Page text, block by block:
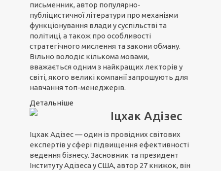
письменник, автор популярно-
публіцистичної літератури про механізми
функціонування влади у суспільстві та
політиці, а також про особливості
стратегічного мислення та закони обману.
Вільно володіє кількома мовами,
вважається одним з найкращих лекторів у
світі, якого великі компанії запрошують для
навчання топ-менеджерів.
Детальніше
Іцхак Адізес
Іцхак Адізес — один із провідних світових
експертів у сфері підвищення ефективності
ведення бізнесу. Засновник та президент
Інституту Адізеса у США, автор 27 книжок, він